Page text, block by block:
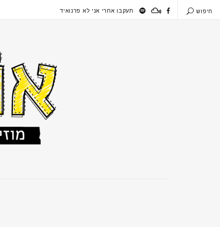
חיפוש תעקבו אחרי אני לא פרנואיד